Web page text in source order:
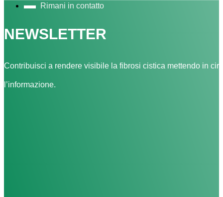
Rimani in contatto
NEWSLETTER
Contribuisci a rendere visibile la fibrosi cistica mettendo in
l’informazione.